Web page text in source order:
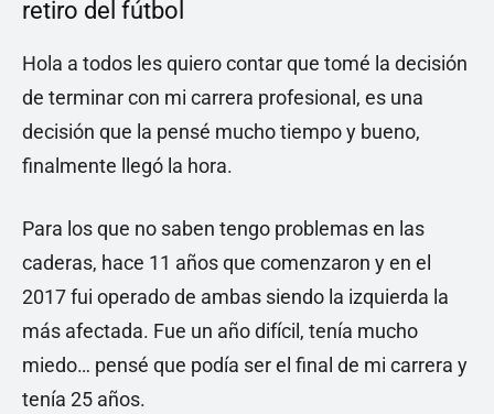
retiro del fútbol
Hola a todos les quiero contar que tomé la decisión
de terminar con mi carrera profesional, es una
decisión que la pensé mucho tiempo y bueno,
finalmente llegó la hora.
Para los que no saben tengo problemas en las
caderas, hace 11 años que comenzaron y en el
2017 fui operado de ambas siendo la izquierda la
más afectada. Fue un año difícil, tenía mucho
miedo… pensé que podía ser el final de mi carrera y
tenía 25 años.